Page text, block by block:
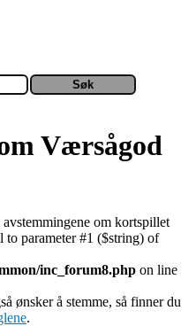
Værsågod
avstemmingene om kortspillet
to parameter #1 ($string) of
inc_forum8.php on line
ønsker å stemme, så finner du
.